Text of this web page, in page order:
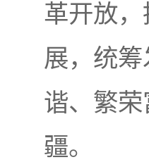
革开放
展，统
谐、繁
疆。